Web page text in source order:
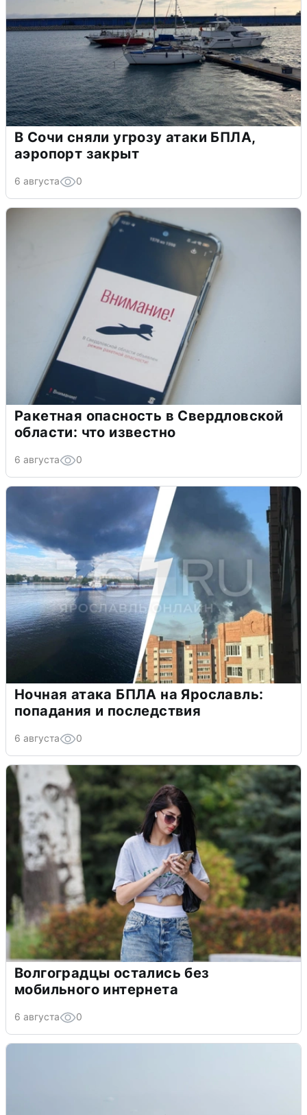
В Сочи сняли угрозу атаки БПЛА,
аэропорт закрыт
6 августа 0
Ракетная опасность в Свердловской
области: что известно
6 августа 0
Ночная атака БПЛА на Ярославль:
попадания и последствия
6 августа 0
Волгоградцы остались без
мобильного интернета
6 августа 0